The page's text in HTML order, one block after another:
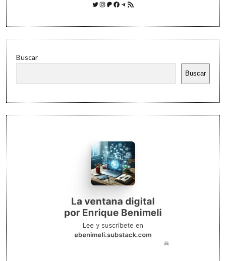
Twitter
Instagram
Patreon
Facebook
Telegram
Feed RSS
Buscar
Buscar